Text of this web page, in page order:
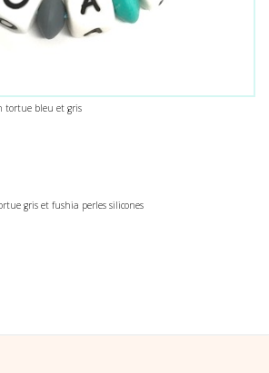
tortue bleu et gris
: 15.90 €.
est : 13.00 €.
gris et fushia perles silicones
: 15.90 €.
est : 14.90 €.